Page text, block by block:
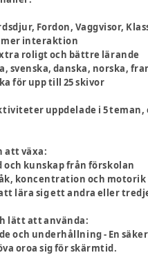
Fordon, Vaggvisor,
mer interaktion
roligt och bättre lärande
svenska, danska, norska,
för upp till 25 skivor
uppdelade i 5
att växa:
och kunskap från förskolan
koncentration och motorik
lära sig ett andra eller
lätt att använda:
och underhållning - En
oroa sig för skärmtid.